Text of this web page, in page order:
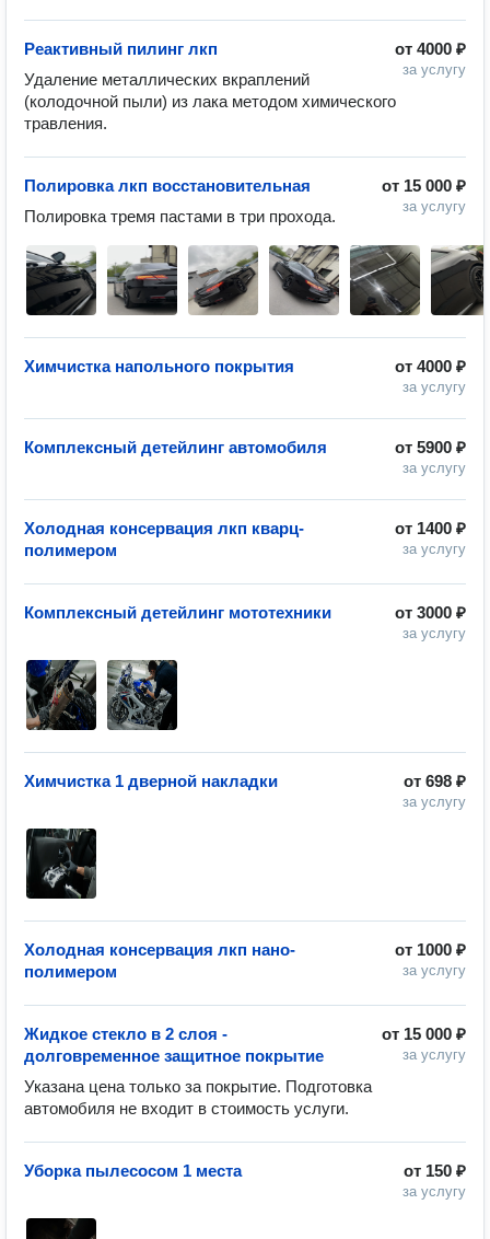
от 4000 ₽
за услугу
Реактивный пилинг лкп
Удаление металлических вкраплений
(колодочной пыли) из лака методом химического
травления.
от 15 000 ₽
за услугу
Полировка лкп восстановительная
Полировка тремя пастами в три прохода.
от 4000 ₽
за услугу
Химчистка напольного покрытия
от 5900 ₽
за услугу
Комплексный детейлинг автомобиля
от 1400 ₽
за услугу
Холодная консервация лкп кварц-
полимером
от 3000 ₽
за услугу
Комплексный детейлинг мототехники
от 698 ₽
за услугу
Химчистка 1 дверной накладки
от 1000 ₽
за услугу
Холодная консервация лкп нано-
полимером
от 15 000 ₽
за услугу
Жидкое стекло в 2 слоя -
долговременное защитное покрытие
Указана цена только за покрытие. Подготовка
автомобиля не входит в стоимость услуги.
от 150 ₽
за услугу
Уборка пылесосом 1 места